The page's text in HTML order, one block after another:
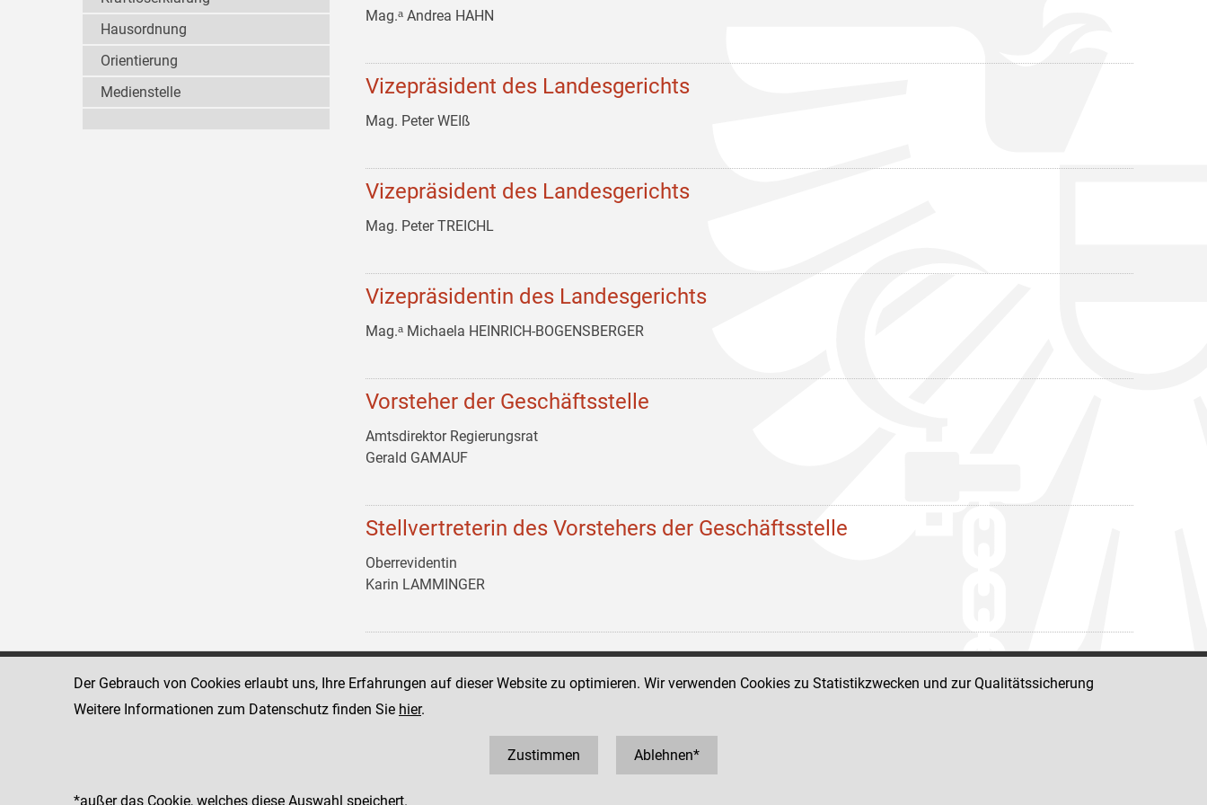
Mag.ᵃ Andrea HAHN
Vizepräsident des Landesgerichts
Mag. Peter WEIß
Vizepräsident des Landesgerichts
Mag. Peter TREICHL
Vizepräsidentin des Landesgerichts
Mag.ᵃ Michaela HEINRICH-BOGENSBERGER
Vorsteher der Geschäftsstelle
Amtsdirektor Regierungsrat
Gerald GAMAUF
Stellvertreterin des Vorstehers der Geschäftsstelle
Oberrevidentin
Karin LAMMINGER
Hausordnung
Orientierung
Medienstelle
Landesgericht für
Zivilrechtssachen Wien
1011 Wien
Schmerlingplatz 11
Social Media Kanäle
Der Gebrauch von Cookies erlaubt uns, Ihre Erfahrungen auf dieser Website zu optimieren. Wir verwenden Cookies zu Statistikzwecken und zur Qualitätssicherung
Weitere Informationen zum Datenschutz finden Sie hier.
Zustimmen Ablehnen*
*außer das Cookie, welches diese Auswahl speichert.